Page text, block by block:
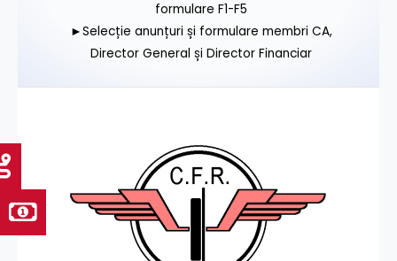
formulare F1-F5
►Selecție anunțuri și formulare membri CA,
Director General și Director Financiar